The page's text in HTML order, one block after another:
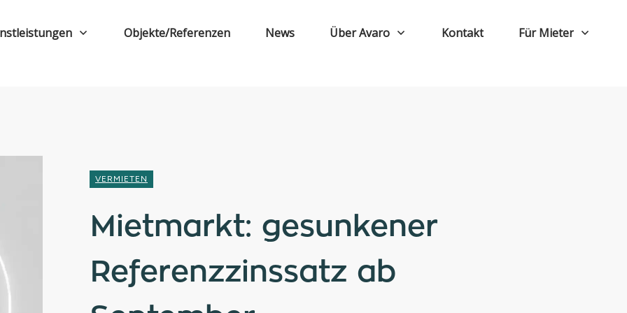
Objekte/Referenzen News Über Avaro Kontakt Für Mieter
VERMIETEN
Mietmarkt: gesunkener
Referenzzinssatz ab